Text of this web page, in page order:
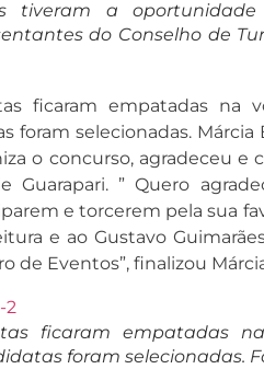
tiveram a
do Conselho de
ficaram empatadas na
foram selecionadas. Márcia
o concurso, agradeceu e
Guarapari. ” Quero
e torcerem pela sua
e ao Gustavo
de Eventos”, finalizou
ficaram empatadas
foram selecionadas.